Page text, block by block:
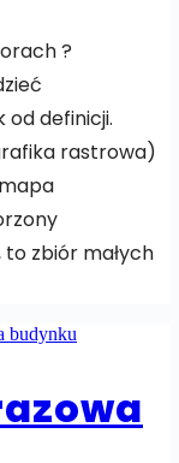
?
od definicji.
rastrowa)
zbiór małych